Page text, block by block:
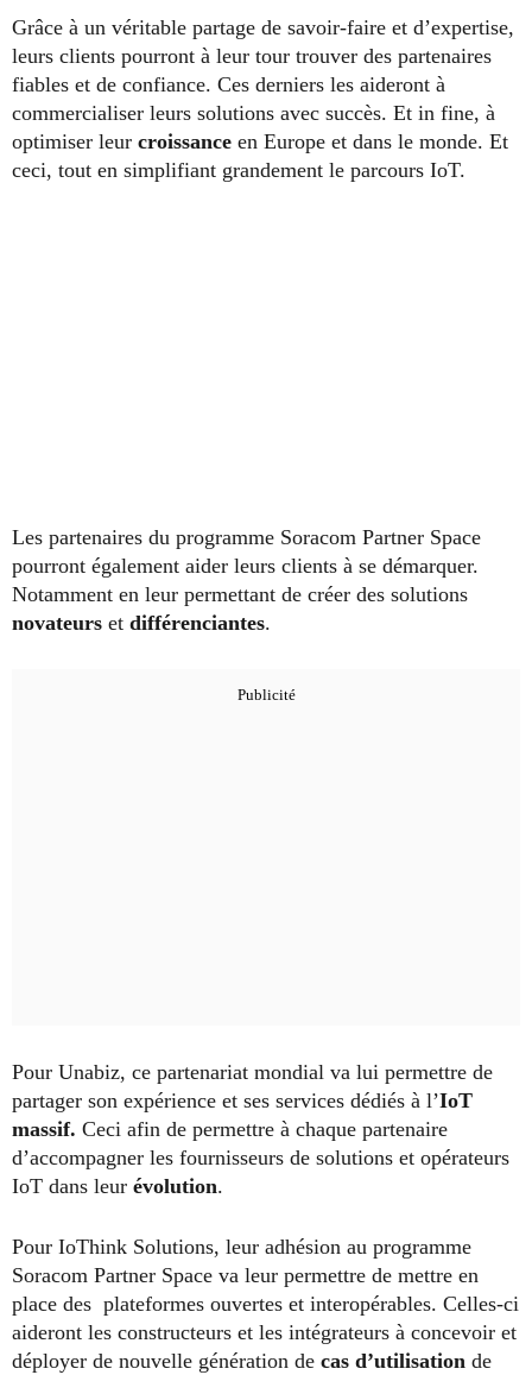
Grâce à un véritable partage de savoir-faire et d’expertise,
leurs clients pourront à leur tour trouver des partenaires
fiables et de confiance. Ces derniers les aideront à
commercialiser leurs solutions avec succès. Et in fine, à
optimiser leur croissance en Europe et dans le monde. Et
ceci, tout en simplifiant grandement le parcours IoT.
Les partenaires du programme Soracom Partner Space
pourront également aider leurs clients à se démarquer.
Notamment en leur permettant de créer des solutions
novateurs et différenciantes.
Pour Unabiz, ce partenariat mondial va lui permettre de
partager son expérience et ses services dédiés à l’IoT
massif. Ceci afin de permettre à chaque partenaire
d’accompagner les fournisseurs de solutions et opérateurs
IoT dans leur évolution.
Pour IoThink Solutions, leur adhésion au programme
Soracom Partner Space va leur permettre de mettre en
place des plateformes ouvertes et interopérables. Celles-ci
aideront les constructeurs et les intégrateurs à concevoir et
déployer de nouvelle génération de cas d’utilisation de